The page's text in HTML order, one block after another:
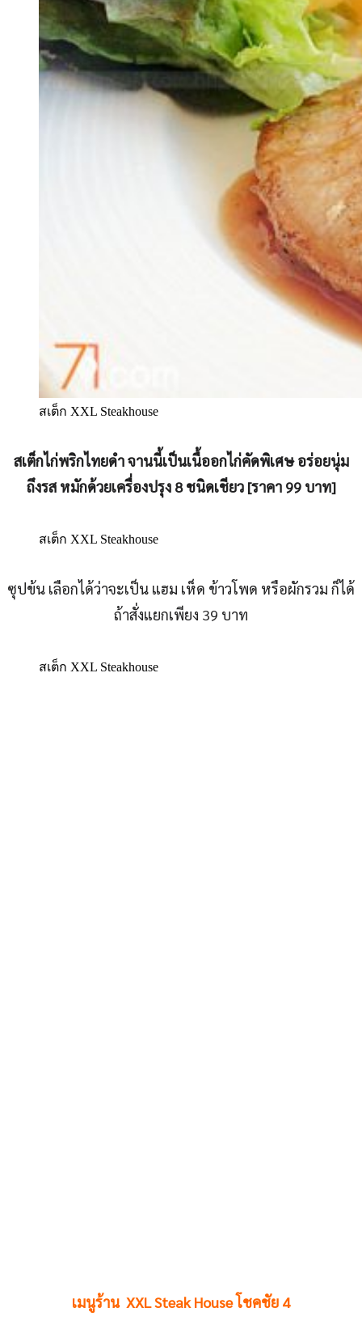
สเต็ก XXL Steakhouse
สเต็กไก่พริกไทยดำ จานนี้เป็นเนื้ออกไก่คัดพิเศษ อร่อยนุ่ม
ถึงรส หมักด้วยเครื่องปรุง 8 ชนิดเชียว [ราคา 99 บาท]
สเต็ก XXL Steakhouse
ซุปข้น เลือกได้ว่าจะเป็น แฮม เห็ด ข้าวโพด หรือผักรวม ก็ได้
ถ้าสั่งแยกเพียง 39 บาท
สเต็ก XXL Steakhouse
เมนูร้าน XXL Steak House โชคชัย 4